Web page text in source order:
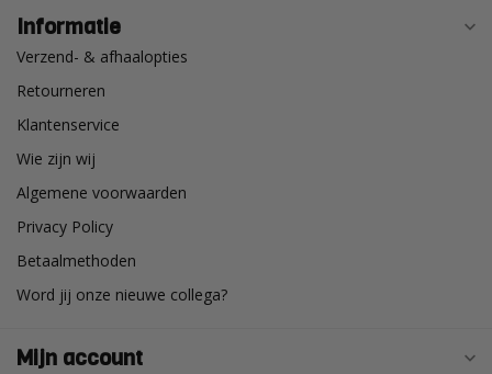
Informatie
Verzend- & afhaalopties
Retourneren
Klantenservice
Wie zijn wij
Algemene voorwaarden
Privacy Policy
Betaalmethoden
Word jij onze nieuwe collega?
Mijn account